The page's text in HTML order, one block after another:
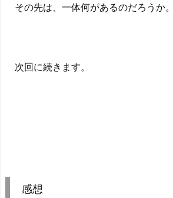
その先は、一体何があるのだろうか。
次回に続きます。
感想